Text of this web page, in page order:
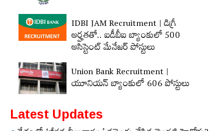
IDBI JAM Recruitment | డిగ్రీ
అర్హ‌త‌తో.. ఐడీబీఐ బ్యాంకులో 500
అసిస్టెంట్‌ మేనేజర్‌ పోస్టులు
Union Bank Recruitment |
యూనియన్ బ్యాంకులో 606 పోస్టులు
Latest Updates